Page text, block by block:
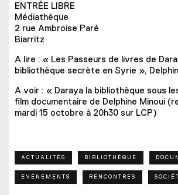
ENTRÉE LIBRE
Médiathèque
2 rue Ambroise Paré
Biarritz
A lire : « Les Passeurs de livres de
bibliothèque secrète en Syrie »,
A voir : « Daraya la bibliothèque sous
film documentaire de Delphine Minoui
mardi 15 octobre à 20h30 sur LCP)
ACTUALITÉS BIBLIOTHÈQUE
EVÉNEMENTS RENCONTRES